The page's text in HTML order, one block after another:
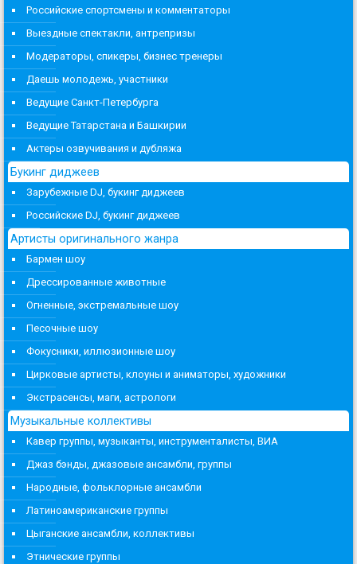
Российские спортсмены и комментаторы
Выездные спектакли, антрепризы
Модераторы, спикеры, бизнес тренеры
Даешь молодежь, участники
Ведущие Санкт-Петербурга
Ведущие Татарстана и Башкирии
Актеры озвучивания и дубляжа
Букинг диджеев
Зарубежные DJ, букинг диджеев
Российские DJ, букинг диджеев
Артисты оригинального жанра
Бармен шоу
Дрессированные животные
Огненные, экстремальные шоу
Песочные шоу
Фокусники, иллюзионные шоу
Цирковые артисты, клоуны и аниматоры, художники
Экстрасенсы, маги, астрологи
Музыкальные коллективы
Кавер группы, музыканты, инструменталисты, ВИА
Джаз бэнды, джазовые ансамбли, группы
Народные, фольклорные ансамбли
Латиноамериканские группы
Цыганские ансамбли, коллективы
Этнические группы